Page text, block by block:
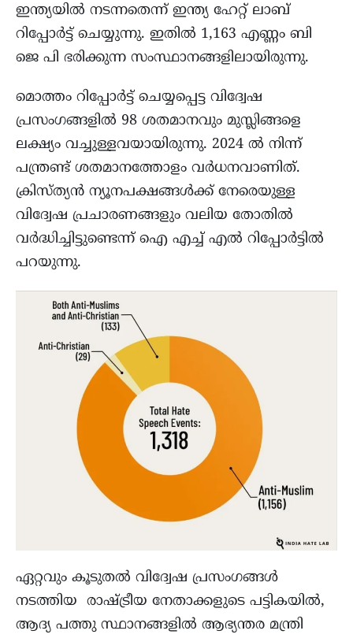
ഇന്ത്യയിൽ നടന്നതെന്ന് ഇന്ത്യ ഹേറ്റ് ലാബ്
റിപ്പോർട്ട്‌ ചെയ്യുന്നു. ഇതിൽ 1,163 എണ്ണം ബി
ജെ പി ഭരിക്കുന്ന സംസ്ഥാനങ്ങളിലായിരുന്നു.
മൊത്തം റിപ്പോർട്ട്‌ ചെയ്യപ്പെട്ട വിദ്വേഷ
പ്രസംഗങ്ങളിൽ 98 ശതമാനവും മുസ്ലിങ്ങളെ
ലക്ഷ്യം വച്ചുള്ളവയായിരുന്നു. 2024 ൽ നിന്ന്
പന്ത്രണ്ട് ശതമാനത്തോളം വർധനവാണിത്.
ക്രിസ്ത്യൻ ന്യൂനപക്ഷങ്ങൾക്ക് നേരെയുള്ള
വിദ്വേഷ പ്രചാരണങ്ങളും വലിയ തോതിൽ
വർദ്ധിച്ചിട്ടുണ്ടെന്ന് ഐ എച്ച് എൽ റിപ്പോർട്ടിൽ
പറയുന്നു.
ഏറ്റവും കൂടുതൽ വിദ്വേഷ പ്രസംഗങ്ങൾ
നടത്തിയ രാഷ്ട്രീയ നേതാക്കളുടെ പട്ടികയിൽ,
ആദ്യ പത്തു സ്ഥാനങ്ങളിൽ ആഭ്യന്തര മന്ത്രി